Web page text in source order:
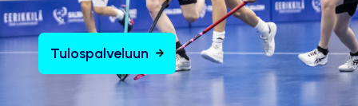
Tulospalveluun